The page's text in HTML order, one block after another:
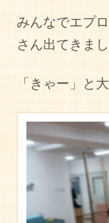
みんなでエプ
さん出てきまし
「きゃー」と